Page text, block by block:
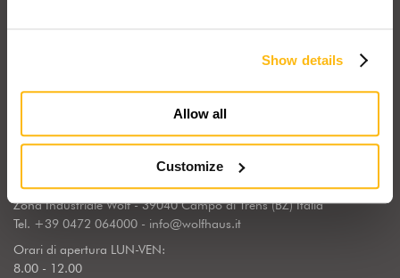
Show details
Allow all
Customize
Wolf Haus Italia fa parte del Gruppo internazionale Wolf System,
terra dei costruttori in legno per eccellenza, a contatto con un ricco
panorama naturale: l’Alto Adige.
Zona Industriale Wolf - 39040 Campo di Trens (BZ) Italia
Tel. +39 0472 064000 - info@wolfhaus.it
Orari di apertura LUN-VEN:
8.00 - 12.00